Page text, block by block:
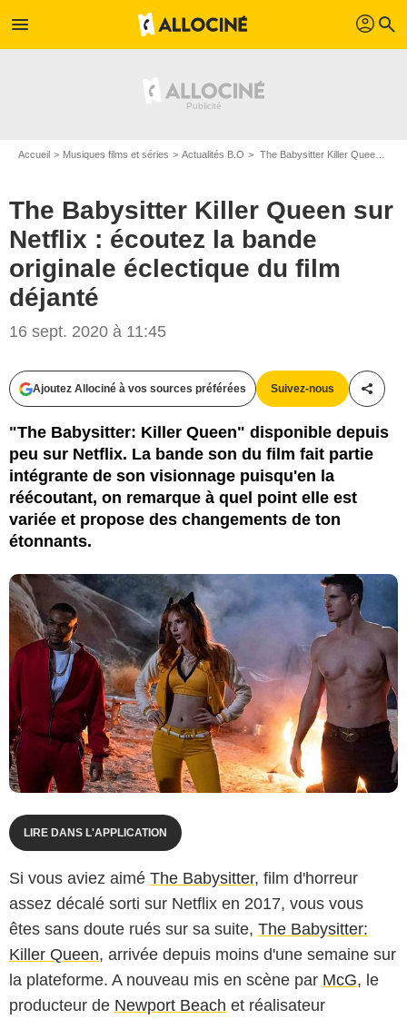
menu profil search
Accueil Musiques films et séries Actualités B.O The Babysitter Killer Queen sur Netflix : écoutez la bande originale éclectique du film déjanté
The Babysitter Killer Queen sur
Netflix : écoutez la bande
originale éclectique du film
déjanté
16 sept. 2020 à 11:45
Ajoutez Allociné à vos sources préférées Suivez-nous
"The Babysitter: Killer Queen" disponible depuis
peu sur Netflix. La bande son du film fait partie
intégrante de son visionnage puisqu'en la
réécoutant, on remarque à quel point elle est
variée et propose des changements de ton
étonnants.
LIRE DANS L'APPLICATION
Si vous aviez aimé The Babysitter, film d'horreur
assez décalé sorti sur Netflix en 2017, vous vous
êtes sans doute rués sur sa suite, The Babysitter:
Killer Queen, arrivée depuis moins d'une semaine sur
la plateforme. A nouveau mis en scène par McG, le
producteur de Newport Beach et réalisateur